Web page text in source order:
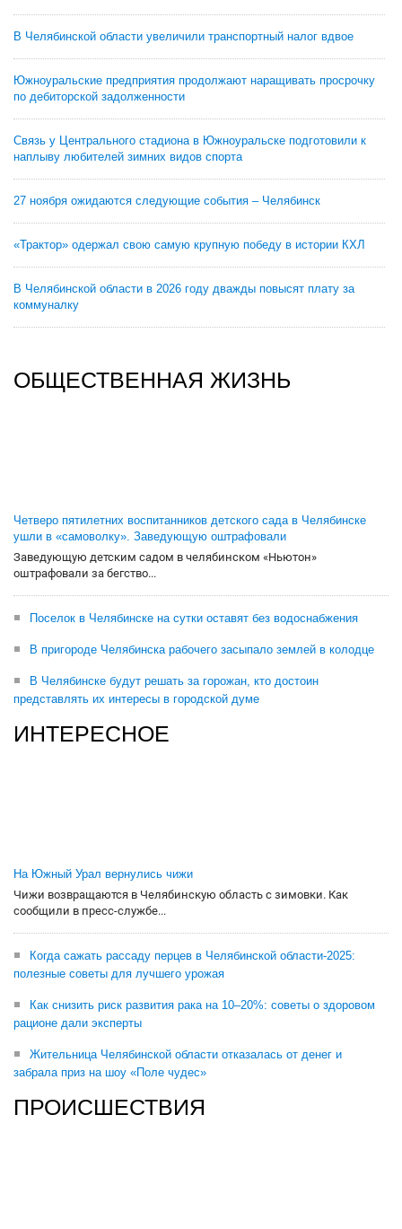
В Челябинской области увеличили транспортный налог вдвое
Южноуральские предприятия продолжают наращивать просрочку
по дебиторской задолженности
Связь у Центрального стадиона в Южноуральске подготовили к
наплыву любителей зимних видов спорта
27 ноября ожидаются следующие события – Челябинск
«Трактор» одержал свою самую крупную победу в истории КХЛ
В Челябинской области в 2026 году дважды повысят плату за
коммуналку
ОБЩЕСТВЕННАЯ ЖИЗНЬ
Четверо пятилетних воспитанников детского сада в Челябинске
ушли в «самоволку». Заведующую оштрафовали
Заведующую детским садом в челябинском «Ньютон»
оштрафовали за бегство...
Поселок в Челябинске на сутки оставят без водоснабжения
В пригороде Челябинска рабочего засыпало землей в колодце
В Челябинске будут решать за горожан, кто достоин
представлять их интересы в городской думе
ИНТЕРЕСНОЕ
На Южный Урал вернулись чижи
Чижи возвращаются в Челябинскую область с зимовки. Как
сообщили в пресс-службе...
Когда сажать рассаду перцев в Челябинской области-2025:
полезные советы для лучшего урожая
Как снизить риск развития рака на 10–20%: советы о здоровом
рационе дали эксперты
Жительница Челябинской области отказалась от денег и
забрала приз на шоу «Поле чудес»
ПРОИСШЕСТВИЯ